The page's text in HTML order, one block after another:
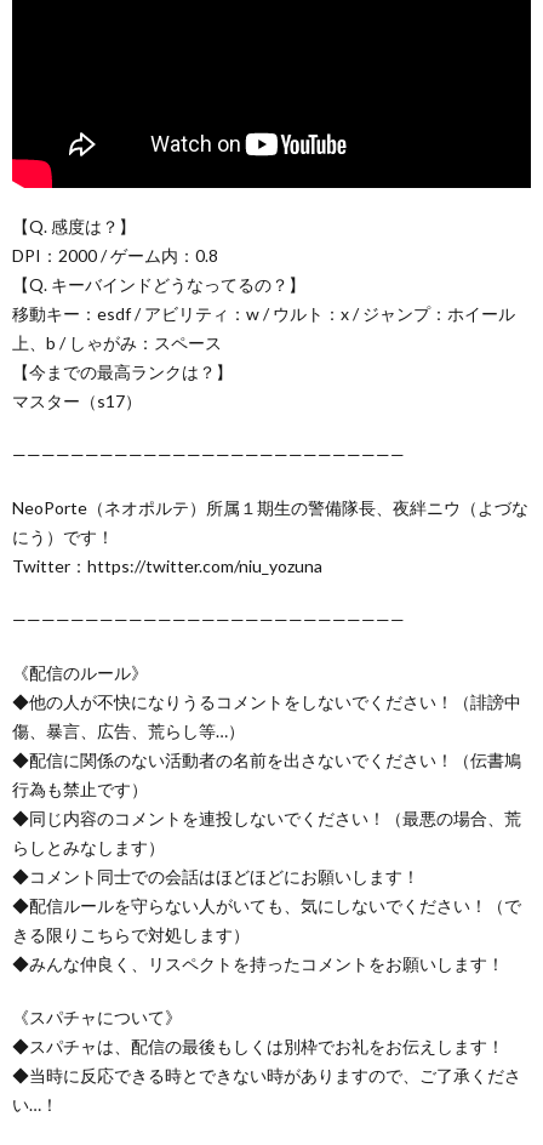
【Q. 感度は？】
DPI：2000 / ゲーム内：0.8
【Q. キーバインドどうなってるの？】
移動キー：esdf / アビリティ：w / ウルト：x / ジャンプ：ホイール
上、b / しゃがみ：スペース
【今までの最高ランクは？】
マスター（s17）
———————————————————————————
NeoPorte（ネオポルテ）所属１期生の警備隊長、夜絆ニウ（よづな
にう）です！
Twitter：https://twitter.com/niu_yozuna
———————————————————————————
《配信のルール》
◆他の人が不快になりうるコメントをしないでください！（誹謗中
傷、暴言、広告、荒らし等…）
◆配信に関係のない活動者の名前を出さないでください！（伝書鳩
行為も禁止です）
◆同じ内容のコメントを連投しないでください！（最悪の場合、荒
らしとみなします）
◆コメント同士での会話はほどほどにお願いします！
◆配信ルールを守らない人がいても、気にしないでください！（で
きる限りこちらで対処します）
◆みんな仲良く、リスペクトを持ったコメントをお願いします！
《スパチャについて》
◆スパチャは、配信の最後もしくは別枠でお礼をお伝えします！
◆当時に反応できる時とできない時がありますので、ご了承くださ
い…！